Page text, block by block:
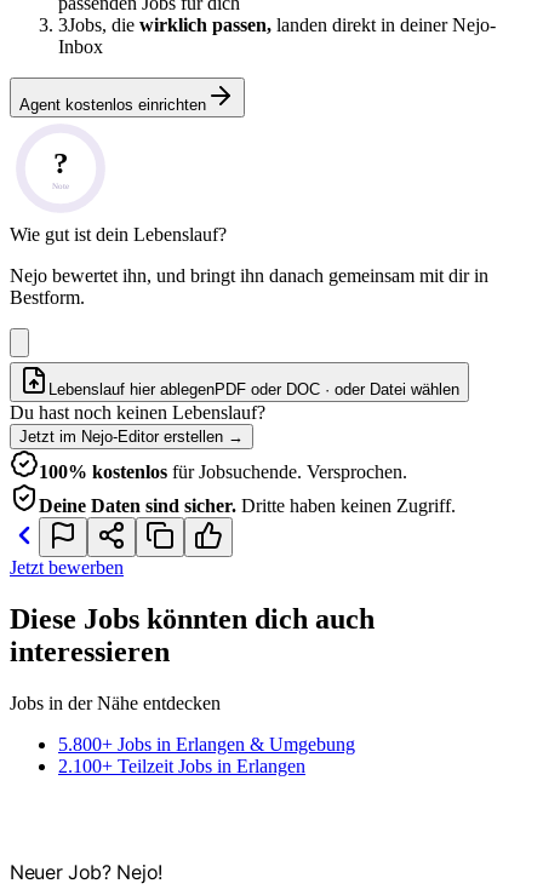
3Jobs, die wirklich passen, landen direkt in deiner Nejo-
Inbox
Agent kostenlos einrichten
?
Note
Wie gut ist dein Lebenslauf?
Nejo bewertet ihn, und bringt ihn danach gemeinsam mit dir in
Bestform.
Lebenslauf hier ablegenPDF oder DOC · oder Datei wählen
Du hast noch keinen Lebenslauf?
Jetzt im Nejo-Editor erstellen →
100% kostenlos für Jobsuchende. Versprochen.
Deine Daten sind sicher. Dritte haben keinen Zugriff.
Jetzt bewerben
Diese Jobs könnten dich auch
interessieren
Jobs in der Nähe entdecken
5.800+ Jobs in Erlangen & Umgebung
2.100+ Teilzeit Jobs in Erlangen
Neuer Job? Nejo!